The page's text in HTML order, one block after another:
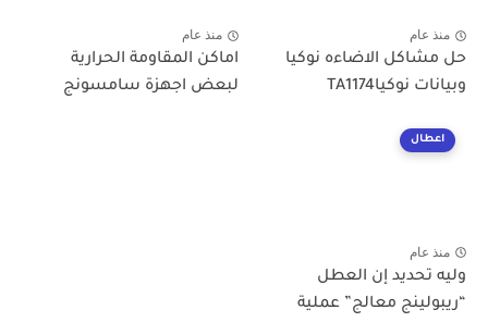
منذ عام
حل مشاكل الاضاءه نوكيا
وبيانات نوكياTA1174
منذ عام
اماكن المقاومة الحرارية
لبعض اجهزة سامسونج
اعطال
منذ عام
وليه تحديد إن العطل
“ريبولينج معالج” عملية